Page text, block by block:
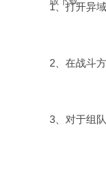
1、打开异
2、在战斗
3、对于组